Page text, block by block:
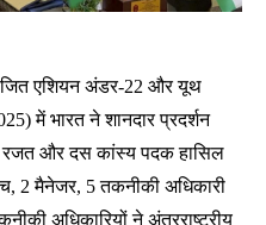
एशियन अंडर-22 और यूथ
में भारत ने शानदार प्रदर्शन
रजत और दस कांस्य पदक हासिल
2 मैनेजर, 5 तकनीकी अधिकारी
अधिकारियों ने अंतरराष्ट्रीय